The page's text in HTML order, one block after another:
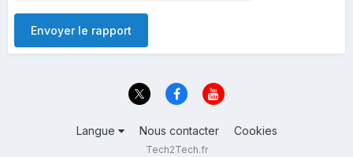
Envoyer le rapport
Langue Nous contacter Cookies
Tech2Tech.fr